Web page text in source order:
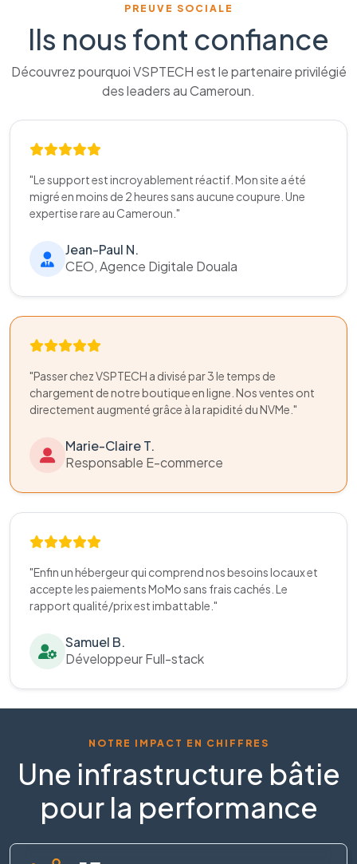
PREUVE SOCIALE
Ils nous font confiance
Découvrez pourquoi VSPTECH est le partenaire privilégié
des leaders au Cameroun.
"Le support est incroyablement réactif. Mon site a été
migré en moins de 2 heures sans aucune coupure. Une
expertise rare au Cameroun."
Jean-Paul N.
CEO, Agence Digitale Douala
"Passer chez VSPTECH a divisé par 3 le temps de
chargement de notre boutique en ligne. Nos ventes ont
directement augmenté grâce à la rapidité du NVMe."
Marie-Claire T.
Responsable E-commerce
"Enfin un hébergeur qui comprend nos besoins locaux et
accepte les paiements MoMo sans frais cachés. Le
rapport qualité/prix est imbattable."
Samuel B.
Développeur Full-stack
NOTRE IMPACT EN CHIFFRES
Une infrastructure bâtie
pour la performance